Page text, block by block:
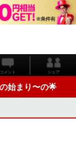
コメント シェア
始まり〜の🌟